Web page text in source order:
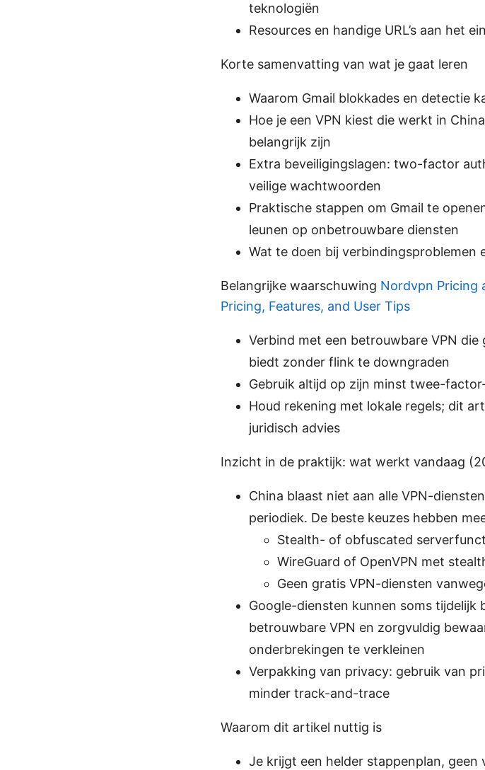
teknologiën
Resources en handige URL’s aan het
Korte samenvatting van wat je gaat leren
Waarom Gmail blokkades en detectie
Hoe je een VPN kiest die werkt in
belangrijk zijn
Extra beveiligingslagen: two-factor
veilige wachtwoorden
Praktische stappen om Gmail te
leunen op onbetrouwbare diensten
Wat te doen bij verbindingsproblemen
Belangrijke waarschuwing Nordvpn Pricing
Pricing, Features, and User Tips
Verbind met een betrouwbare VPN
biedt zonder flink te downgraden
Gebruik altijd op zijn minst twee-
Houd rekening met lokale regels; dit
juridisch advies
Inzicht in de praktijk: wat werkt vandaag
China blaast niet aan alle VPN-
periodiek. De beste keuzes hebben
Stealth- of obfuscated
WireGuard of OpenVPN met
Geen gratis VPN-diensten
Google-diensten kunnen soms tijdelijk
betrouwbare VPN en zorgvuldig
onderbrekingen te verkleinen
Verpakking van privacy: gebruik van
minder track-and-trace
Waarom dit artikel nuttig is
Je krijgt een helder stappenplan, geen